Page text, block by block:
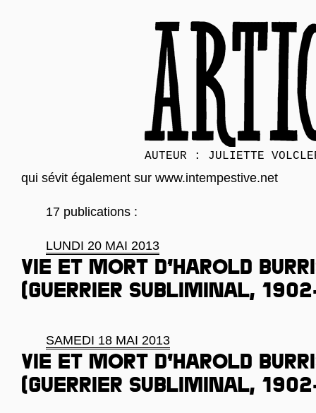
AUTEUR : JULIETTE
qui sévit également sur www.intempestive.net
17 publications :
LUNDI 20 MAI 2013
Vie et mort d’Harold
(guerrier subliminal,
SAMEDI 18 MAI 2013
Vie et mort d’Harold
(guerrier subliminal,